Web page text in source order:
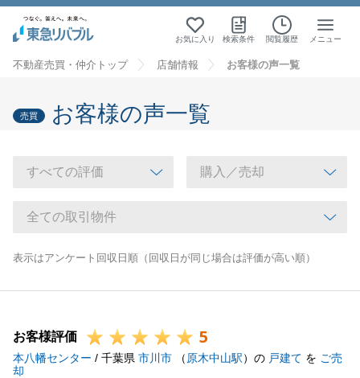
お気に入り 検索条件 閲覧履歴 メニュー
不動産売買・仲介トップ 店舗情報 お客様の声一覧
売買 お客様の声一覧
表示はアンケート回収日順（回収日が同じ場合は評価が高い順）
お客様評価 5
本八幡センター / 千葉県 市川市 （ 原木中山駅）の 戸建て を ご売
却